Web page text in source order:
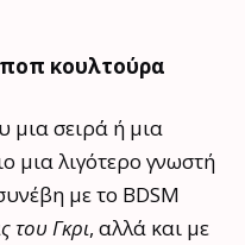
κουλτούρα
μια σειρά ή μια
μια λιγότερο γνωστή
με το BDSM
του Γκρι, αλλά και με